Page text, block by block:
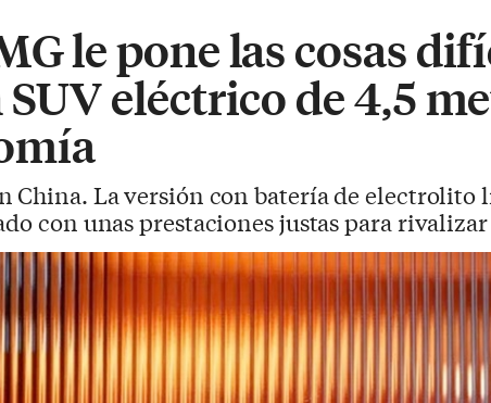
le pone las cosas
eléctrico de 4,5
China. La versión con batería de electrolito
con unas prestaciones justas para